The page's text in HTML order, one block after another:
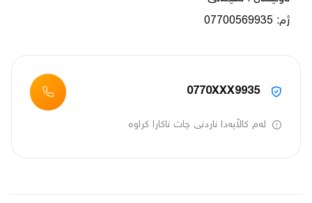
ژم: 07700569935
0770XXX9935
لەم کاڵایەدا ناردنی چات ناکارا کراوە